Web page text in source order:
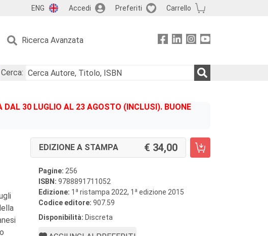
ENG Accedi Preferiti Carrello
Ricerca Avanzata
Cerca:
DAL 30 LUGLIO AL 23 AGOSTO (INCLUSI). BUONE
EDIZIONE A STAMPA 34,00
Pagine: 256
ISBN: 9788891711052
Edizione: 1 a ristampa 2022, 1 a edizione 2015
Codice editore: 907.59
Disponibilità: Discreta